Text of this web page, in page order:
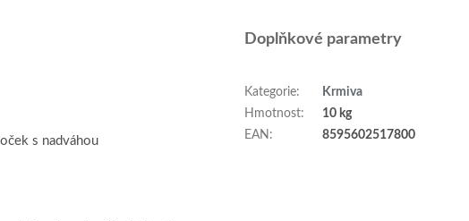
s nadváhou
Doplňkové parametry
Kategorie:
Krmiva
Hmotnost:
10 kg
EAN : 8595602517800